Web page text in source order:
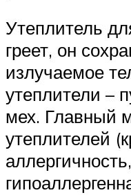
Утеплитель
греет, он
излучаемое
утеплители –
мех. Главный
утеплителей